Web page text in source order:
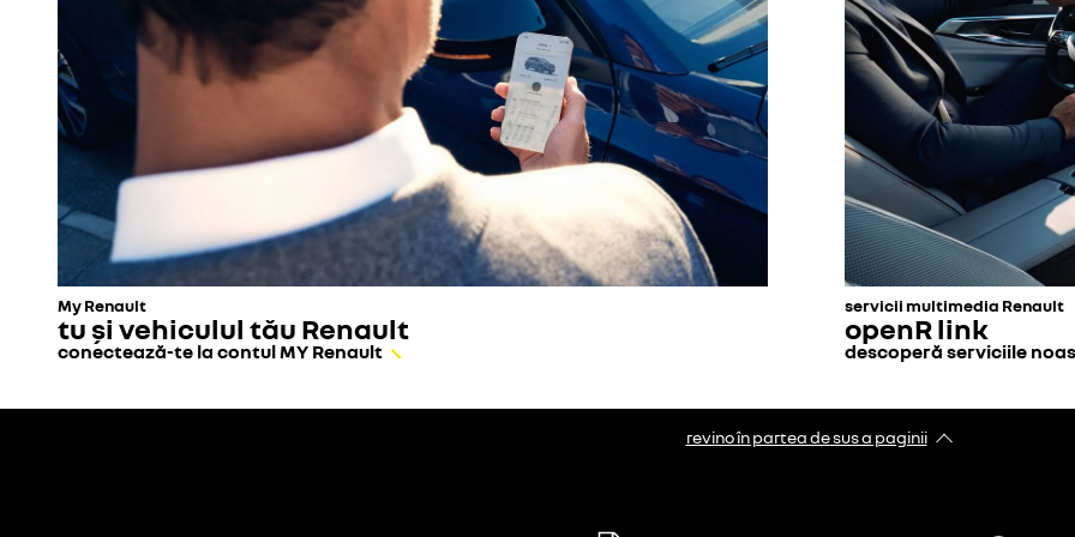
My Renault
tu și vehiculul tău Renault
conectează-te la contul MY Renault
servicii multimedia Renault
openR link
descoperă serviciile
revino în partea de sus a paginii